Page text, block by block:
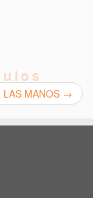
LAS MANOS →